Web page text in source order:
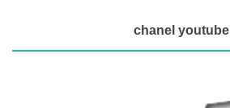
chanel youtube